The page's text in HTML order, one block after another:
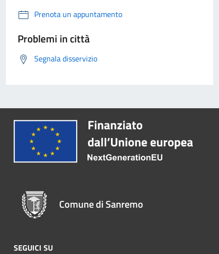
Prenota un appuntamento
Problemi in città
Segnala disservizio
Comune di Sanremo
SEGUICI SU